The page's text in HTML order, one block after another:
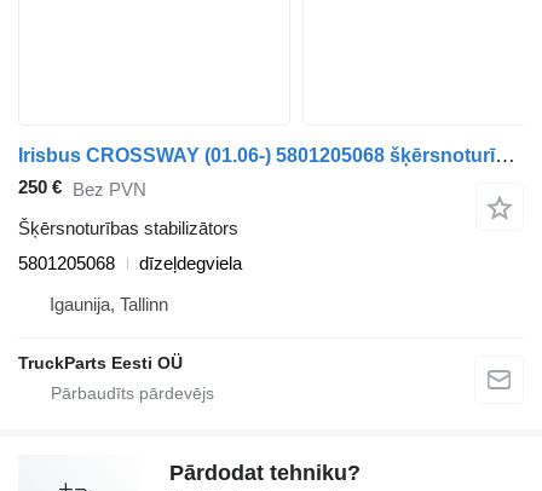
Irisbus CROSSWAY (01.06-) 5801205068 šķērsnoturības stabilizātors paredzēts Irisbus Arway, Crossway, Crealis, Magelys, Proway, Daily Tourys (2006-) autobusa
250 € Bez PVN
Šķērsnoturības stabilizātors
5801205068
dīzeļdegviela
Igaunija, Tallinn
TruckParts Eesti OÜ
Pārdodat tehniku?